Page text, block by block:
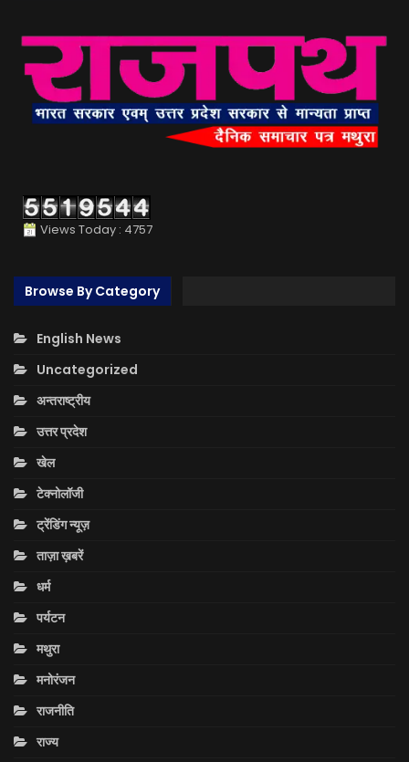
Views Today : 4757
Browse By Category
English News
Uncategorized
अन्तराष्ट्रीय
उत्तर प्रदेश
खेल
टेक्नोलॉजी
ट्रेंडिंग न्यूज़
ताज़ा ख़बरें
धर्म
पर्यटन
मथुरा
मनोरंजन
राजनीति
राज्य